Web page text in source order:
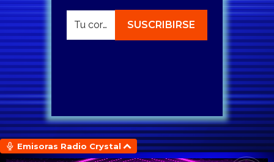
Emisoras Radio Crystal